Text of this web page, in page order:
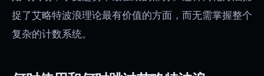
捉了艾略特波浪理论最有价值的方面，而无需掌握整个
复杂的计数系统。